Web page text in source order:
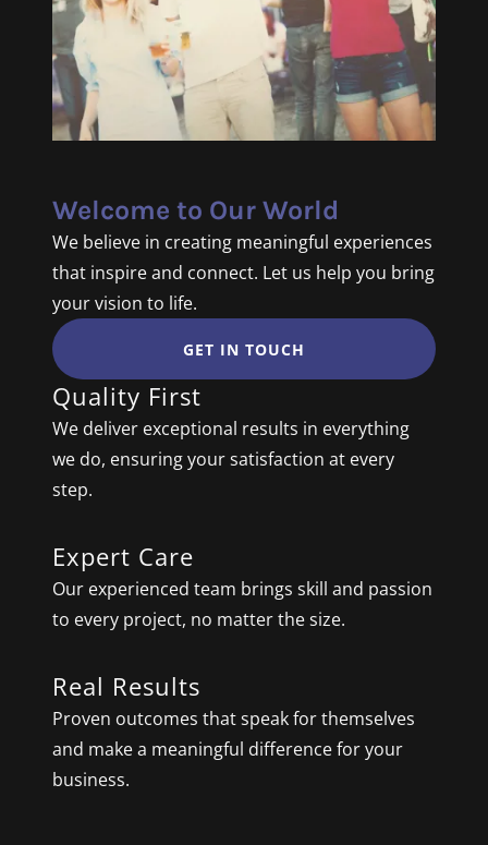
Welcome to Our World
We believe in creating meaningful experiences
that inspire and connect. Let us help you bring
your vision to life.
GET IN TOUCH
Quality First
We deliver exceptional results in everything
we do, ensuring your satisfaction at every
step.
Expert Care
Our experienced team brings skill and passion
to every project, no matter the size.
Real Results
Proven outcomes that speak for themselves
and make a meaningful difference for your
business.